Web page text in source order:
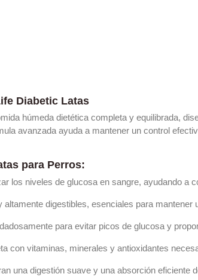
Diabetic Latas
húmeda dietética completa y equilibrada,
avanzada ayuda a mantener un control
para Perros:
los niveles de glucosa en sangre, ayudando a
digestibles, esenciales para
para evitar picos de glucosa y
con vitaminas, minerales y antioxidantes
una digestión suave y una absorción eficiente